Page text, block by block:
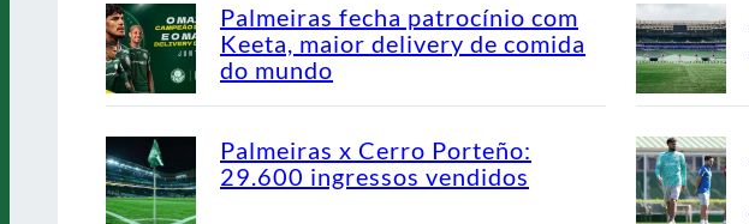
Palmeiras fecha patrocínio com
Keeta, maior delivery de comida
do mundo
Palmeiras x Cerro Porteño:
29.600 ingressos vendidos